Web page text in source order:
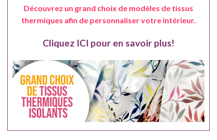
Découvrez un grand choix de modèles de tissus
thermiques afin de personnaliser votre intérieur.
Cliquez ICI pour en savoir plus!